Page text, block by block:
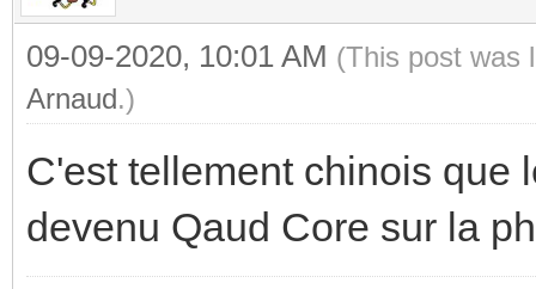
09-09-2020, 10:01 AM (This post was
Arnaud.)
C'est tellement chinois que
devenu Qaud Core sur la